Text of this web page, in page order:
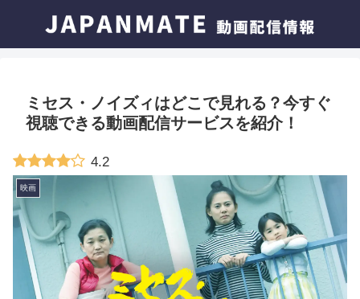
ミセス・ノイズィはどこで見れる？今すぐ
視聴できる動画配信サービスを紹介！
4.2
映画